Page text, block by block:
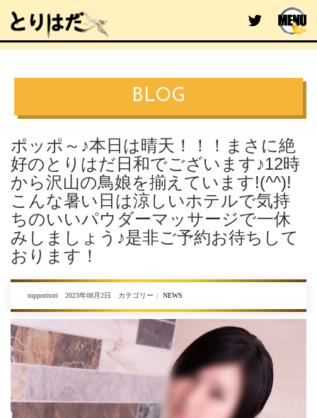
BLOG
ポッポ～♪本日は晴天！！！まさに絶
好のとりはだ日和でございます♪12時
から沢山の鳥娘を揃えています!(^^)!
こんな暑い日は涼しいホテルで気持
ちのいいパウダーマッサージで一休
みしましょう♪是非ご予約お待ちして
おります！
nipporitori 2023年08月2日 カテゴリー： NEWS